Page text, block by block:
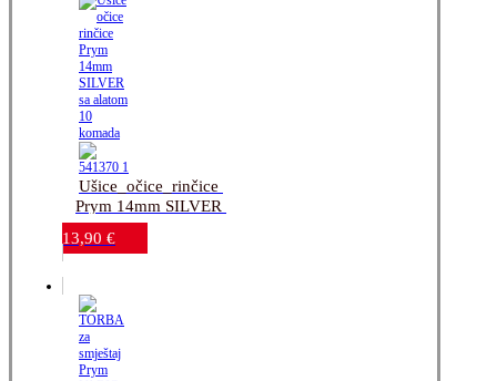
Ušice_očice_rinčice
Prym 14mm SILVER
sa alatom_10 komada
13,90 €